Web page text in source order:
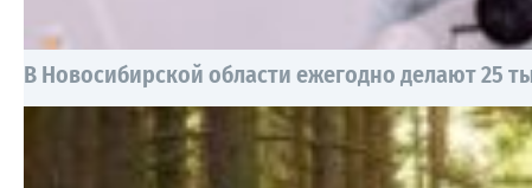
В Новосибирской области ежегодно делают 25